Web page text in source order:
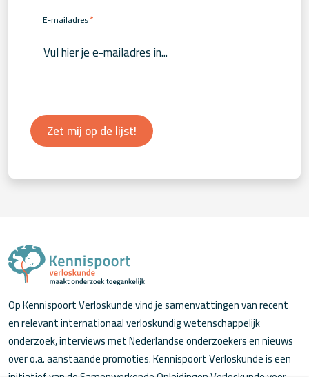
E-mailadres*
Zet mij op de lijst!
Op Kennispoort Verloskunde vind je samenvattingen van recent
en relevant internationaal verloskundig wetenschappelijk
onderzoek, interviews met Nederlandse onderzoekers en nieuws
over o.a. aanstaande promoties. Kennispoort Verloskunde is een